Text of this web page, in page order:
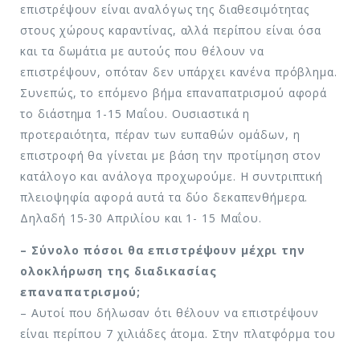
επιστρέψουν είναι αναλόγως της διαθεσιμότητας
στους χώρους καραντίνας, αλλά περίπου είναι όσα
και τα δωμάτια με αυτούς που θέλουν να
επιστρέψουν, οπόταν δεν υπάρχει κανένα πρόβλημα.
Συνεπώς, το επόμενο βήμα επαναπατρισμού αφορά
το διάστημα 1-15 Μαΐου. Ουσιαστικά η
προτεραιότητα, πέραν των ευπαθών ομάδων, η
επιστροφή θα γίνεται με βάση την προτίμηση στον
κατάλογο και ανάλογα προχωρούμε. Η συντριπτική
πλειοψηφία αφορά αυτά τα δύο δεκαπενθήμερα.
Δηλαδή 15-30 Απριλίου και 1- 15 Μαΐου.
– Σύνολο πόσοι θα επιστρέψουν μέχρι την
ολοκλήρωση της διαδικασίας
επαναπατρισμού;
– Αυτοί που δήλωσαν ότι θέλουν να επιστρέψουν
είναι περίπου 7 χιλιάδες άτομα. Στην πλατφόρμα του